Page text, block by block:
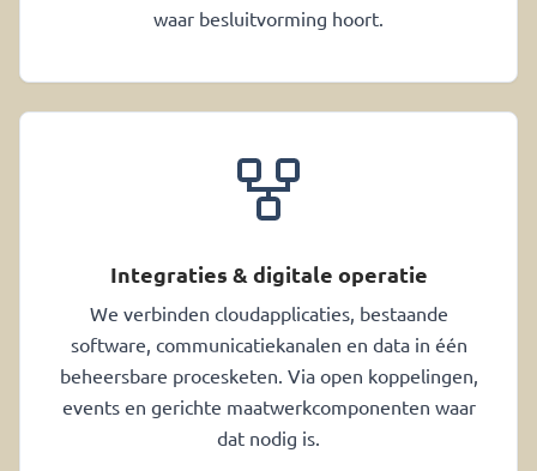
waar besluitvorming hoort.
Integraties & digitale operatie
We verbinden cloudapplicaties, bestaande
software, communicatiekanalen en data in één
beheersbare procesketen. Via open koppelingen,
events en gerichte maatwerkcomponenten waar
dat nodig is.